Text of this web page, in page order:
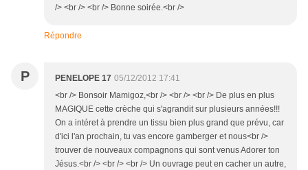
/> <br /> <br /> Bonne soirée.<br />
Répondre
P PENELOPE 17 05/12/2012 17:41
<br /> Bonsoir Mamigoz,<br /> <br /> <br /> De plus en plus
MAGIQUE cette crèche qui s'agrandit sur plusieurs années!!!
On a intéret à prendre un tissu bien plus grand que prévu, car
d'ici l'an prochain, tu vas encore gamberger et nous<br />
trouver de nouveaux compagnons qui sont venus Adorer ton
Jésus.<br /> <br /> <br /> Un ouvrage peut en cacher un autre,